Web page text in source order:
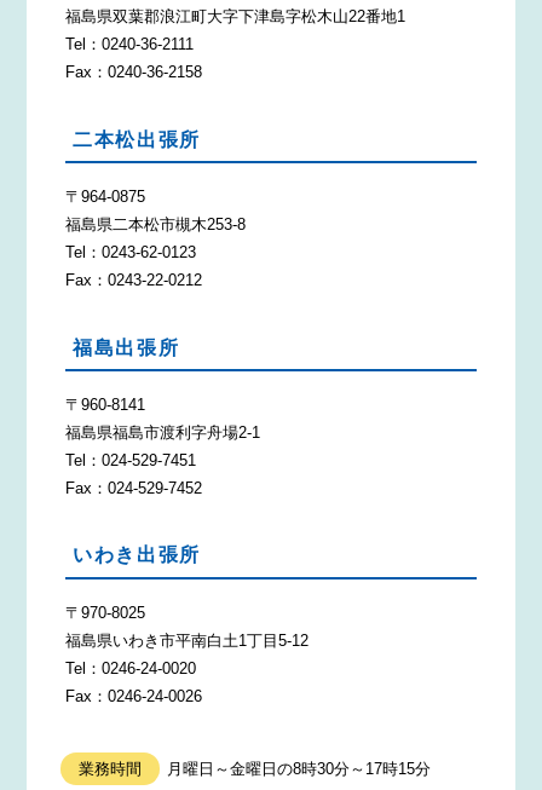
福島県双葉郡浪江町大字下津島字松木山22番地1
Tel：0240-36-2111
Fax：0240-36-2158
二本松出張所
〒964-0875
福島県二本松市槻木253-8
Tel：0243-62-0123
Fax：0243-22-0212
福島出張所
〒960-8141
福島県福島市渡利字舟場2-1
Tel：024-529-7451
Fax：024-529-7452
いわき出張所
〒970-8025
福島県いわき市平南白土1丁目5-12
Tel：0246-24-0020
Fax：0246-24-0026
業務時間 月曜日～金曜日の8時30分～17時15分